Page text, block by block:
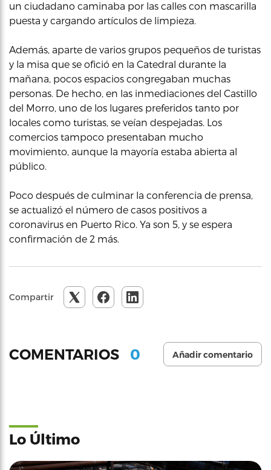
un ciudadano caminaba por las calles con mascarilla
puesta y cargando artículos de limpieza.
Además, aparte de varios grupos pequeños de turistas
y la misa que se ofició en la Catedral durante la
mañana, pocos espacios congregaban muchas
personas. De hecho, en las inmediaciones del Castillo
del Morro, uno de los lugares preferidos tanto por
locales como turistas, se veían despejadas. Los
comercios tampoco presentaban mucho
movimiento, aunque la mayoría estaba abierta al
público.
Poco después de culminar la conferencia de prensa,
se actualizó el número de casos positivos a
coronavirus en Puerto Rico. Ya son 5, y se espera
confirmación de 2 más.
Compartir
COMENTARIOS 0 Añadir comentario
Lo Último